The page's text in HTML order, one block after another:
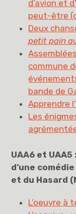
d’avion et
peut-être
Deux
petit pain
commune
bande de
Apprendre
Les
UAA6 et
d’une
et du Hasard
L’oeuvre à